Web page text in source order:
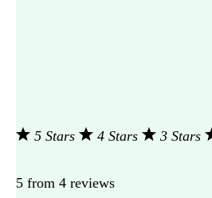
5 Stars
4 Stars 3 Stars
5 from 4 reviews